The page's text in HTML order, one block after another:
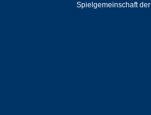
Spielgemeinschaft